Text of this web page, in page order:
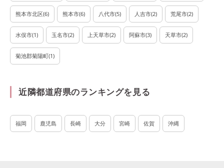
熊本市北区(6) 熊本市(6) 八代市(5) 人吉市(2) 荒尾市(2)
水俣市(1) 玉名市(2) 上天草市(2) 阿蘇市(3) 天草市(2)
菊池郡菊陽町(1)
近隣都道府県のランキングを見る
福岡 鹿児島 長崎 大分 宮崎 佐賀 沖縄